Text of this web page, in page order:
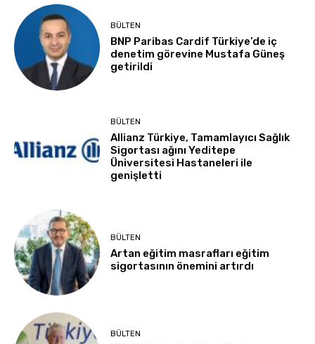
BÜLTEN
BNP Paribas Cardif Türkiye’de iç
denetim görevine Mustafa Güneş
getirildi
BÜLTEN
Allianz Türkiye, Tamamlayıcı Sağlık
Sigortası ağını Yeditepe
Üniversitesi Hastaneleri ile
genişletti
BÜLTEN
Artan eğitim masrafları eğitim
sigortasının önemini artırdı
BÜLTEN